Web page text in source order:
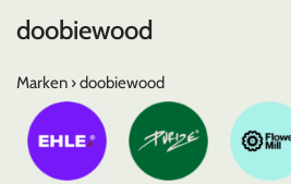
doobiewood
Marken ›doobiewood